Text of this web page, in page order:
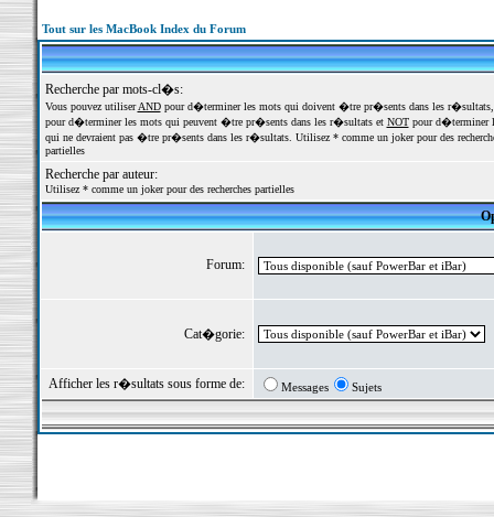
Tout sur les MacBook Index du Forum
Recherche par mots-cl�s:
Vous pouvez utiliserANDpour d�terminer les mots qui doivent �tre pr�sents dans les
pour d�terminer les mots qui peuvent �tre pr�sents dans les r�sultats et NOTpour d�terminer
qui ne devraient pas �tre pr�sents dans les r�sultats. Utilisez * comme un joker pour des
partielles
Recherche par auteur:
Utilisez * comme un joker pour des recherches partielles
Forum:
Cat�gorie:
Afficher les r�sultats sous forme de: Messages Sujets